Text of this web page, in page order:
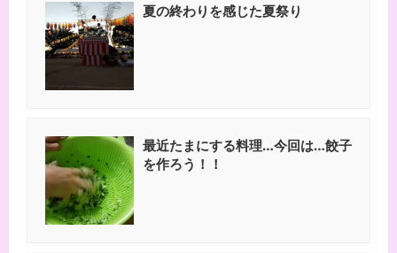
夏の終わりを感じた夏祭り
最近たまにする料理…今回は…餃子
を作ろう！！